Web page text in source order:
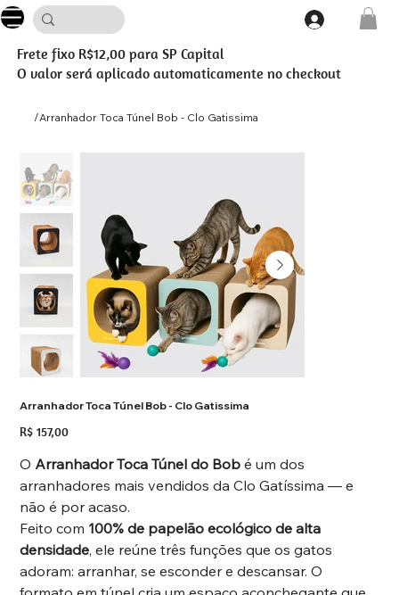
Frete fixo R$12,00 para SP Capital
O valor será aplicado automaticamente no checkout
/Arranhador Toca Túnel Bob - Clo Gatissima
Arranhador Toca Túnel Bob - Clo Gatissima
Preço
R$ 157,00
O Arranhador Toca Túnel do Bob é um dos
arranhadores mais vendidos da Clo Gatíssima — e
não é por acaso.
Feito com 100% de papelão ecológico de alta
densidade, ele reúne três funções que os gatos
adoram: arranhar, se esconder e descansar. O